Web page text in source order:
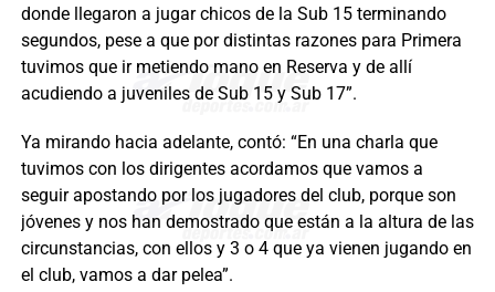
donde llegaron a jugar chicos de la Sub 15 terminando
segundos, pese a que por distintas razones para Primera
tuvimos que ir metiendo mano en Reserva y de allí
acudiendo a juveniles de Sub 15 y Sub 17”.
Ya mirando hacia adelante, contó: “En una charla que
tuvimos con los dirigentes acordamos que vamos a
seguir apostando por los jugadores del club, porque son
jóvenes y nos han demostrado que están a la altura de las
circunstancias, con ellos y 3 o 4 que ya vienen jugando en
el club, vamos a dar pelea”.